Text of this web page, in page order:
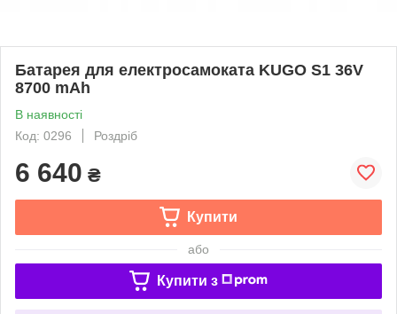
Батарея для електросамоката KUGO S1 36V
8700 mAh
В наявності
Код: 0296
Роздріб
6 640 ₴
Купити
або
Купити з